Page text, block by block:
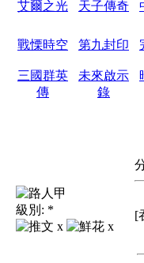
艾爾之光 天子傳奇
戰慄時空 第九封印
三國群英
傳
未來啟示
錄
級別: *
x
x
[